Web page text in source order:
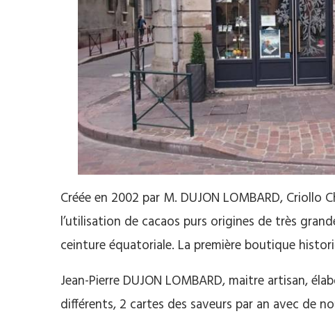
Créée en 2002 par M. DUJON LOMBARD,
l’utilisation de cacaos purs origines de très
ceinture équatoriale. La première boutique
Jean-Pierre DUJON LOMBARD, maitre artisan,
différents, 2 cartes des saveurs par an avec de